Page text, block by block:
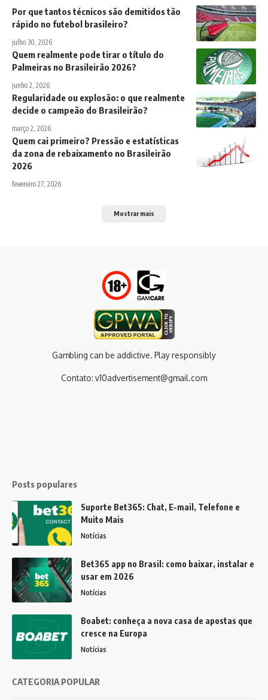
Por que tantos técnicos são demitidos tão
rápido no futebol brasileiro?
julho 30, 2026
Quem realmente pode tirar o título do
Palmeiras no Brasileirão 2026?
junho 2, 2026
Regularidade ou explosão: o que realmente
decide o campeão do Brasileirão?
março 2, 2026
Quem cai primeiro? Pressão e estatísticas
da zona de rebaixamento no Brasileirão
2026
fevereiro 27, 2026
Mostrar mais
Gambling can be addictive. Play responsibly
Contato: v10advertisement@gmail.com
Posts populares
Suporte Bet365: Chat, E-mail, Telefone e
Muito Mais
Notícias
Bet365 app no Brasil: como baixar, instalar e
usar em 2026
Notícias
Boabet: conheça a nova casa de apostas que
cresce na Europa
Notícias
CATEGORIA POPULAR